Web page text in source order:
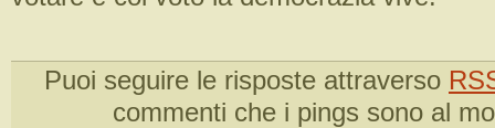
Puoi seguire le risposte attraverso
commenti che i pings sono al